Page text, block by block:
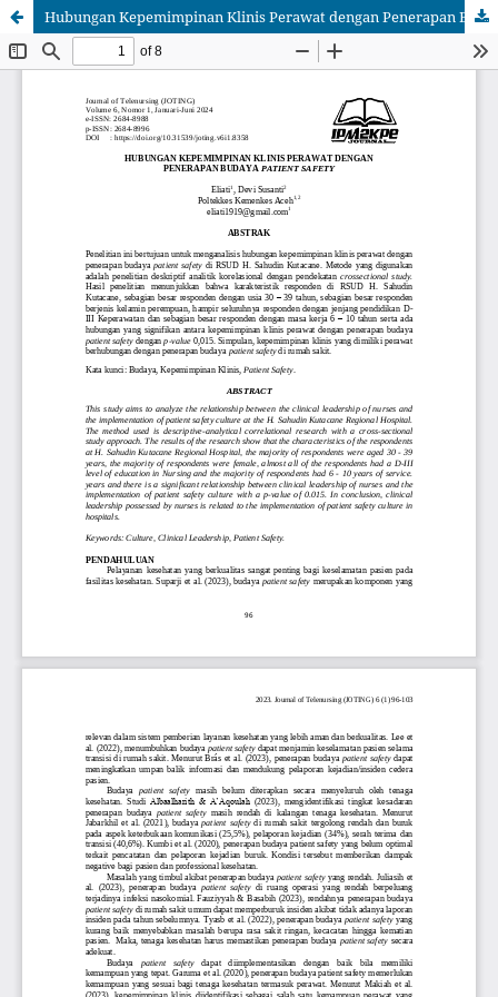
Hubungan Kepemimpinan Klinis Perawat dengan Penerapan Budaya Patient Safety